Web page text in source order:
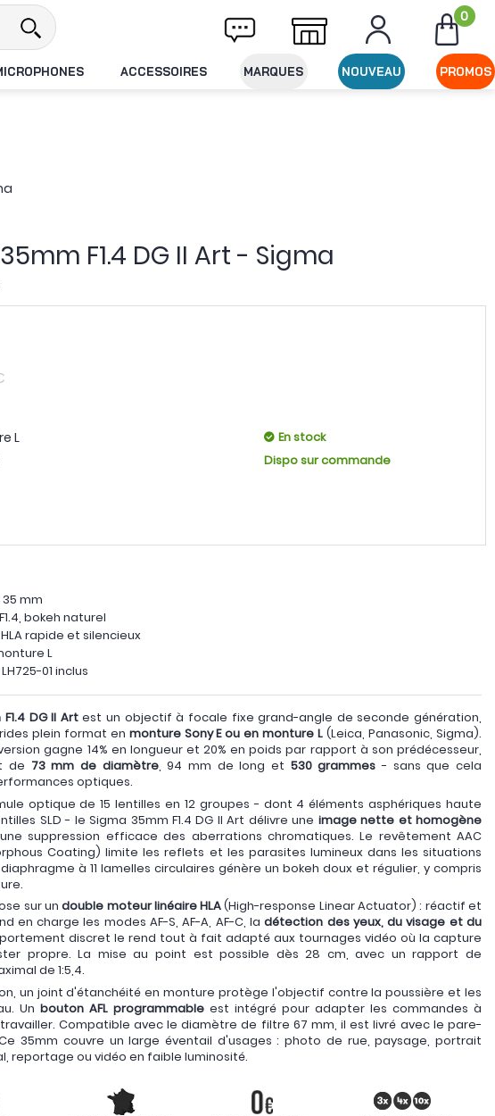
Livraison offerte dès 49€ d'achat 0
ACCESSOIRES MARQUES NOUVEAU PROMOS
F1.4 DG II Art - Sigma
L En stock
Dispo sur commande
mm
bokeh naturel
rapide et silencieux
L
01 inclus
DG II Artest un objectif à focale fixe grand-angle de seconde génération,
plein format en monture Sony E ou en monture L (Leica, Panasonic, Sigma).
gagne 14% en longueur et 20% en poids par rapport à son prédécesseur,
de 73 mm de diamètre, 94 mm de long et 530 grammes - sans que cela
optiques.
optique de 15 lentilles en 12 groupes - dont 4 éléments asphériques haute
SLD - le Sigma 35mm F1.4 DG II Art délivre une image nette et homogène
une suppression efficace des aberrations chromatiques. Le revêtement AAC
Coating) limite les reflets et les parasites lumineux dans les situations
à 11 lamelles circulaires génère un bokeh doux et régulier, y compris
sur undouble moteur linéaire HLA(High-response Linear Actuator) : réactif et
en charge les modes AF-S, AF-A, AF-C, ladétection des yeux, du visage et du
discret le rend tout à fait adapté aux tournages vidéo où la capture
propre. La mise au point est possible dès 28 cm, avec un rapport de
de 1:5,4.
un joint d'étanchéité en monture protège l'objectif contre la poussière et les
Un bouton AFL programmable est intégré pour adapter les commandes à
Compatible avec le diamètre de filtre 67 mm, il est livré avec le pare-
Ce 35mm couvre un large éventail d'usages : photo de rue, paysage, portrait
reportage ou vidéo en faible luminosité.